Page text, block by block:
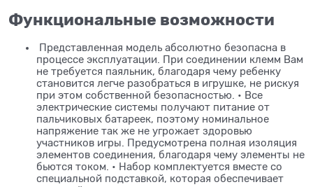
Функциональные возможности
Представленная модель абсолютно безопасна в
процессе эксплуатации. При соединении клемм Вам
не требуется паяльник, благодаря чему ребенку
становится легче разобраться в игрушке, не рискуя
при этом собственной безопасностью. • Все
электрические системы получают питание от
пальчиковых батареек, поэтому номинальное
напряжение так же не угрожает здоровью
участников игры. Предусмотрена полная изоляция
элементов соединения, благодаря чему элементы не
бьются током. • Набор комплектуется вместе со
специальной подставкой, которая обеспечивает